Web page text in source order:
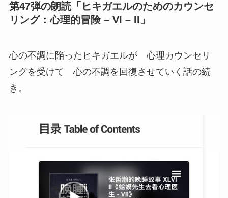
第47弾の朗読「ヒキガエルのためのカウンセ
リング：心理的冒険 – VI – II」
心の不調に陥ったヒキガエルが 心理カウンセリ
ングを受けて 心の不調を回復させていく話の続
き。